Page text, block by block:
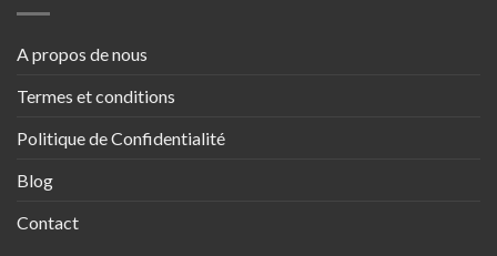
A propos de nous
Termes et conditions
Politique de Confidentialité
Blog
Contact